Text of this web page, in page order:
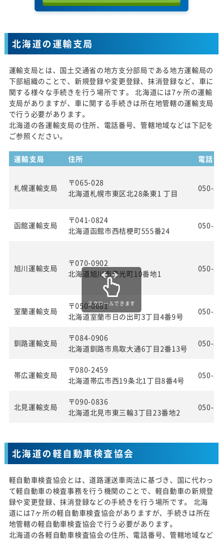
北海道の運輸支局
運輸支局とは、国土交通省の地方支分部局である地方運輸局の
下部組織のことで、新規登録や変更登録、抹消登録など、車に
関する様々な手続きを行う場所です。 北海道には7ヶ所の運輸
支局がありますが、車に関する手続きは所在地管轄の運輸支局
で行う必要があります。
北海道の各運輸支局の住所、電話番号、管轄地域などは下記を
ご参照ください。
運輸支局 住所 電話
札幌運輸支局
〒065-028
北海道札幌市東区北28条東1 丁目
050-
函館運輸支局
〒041-0824
北海道函館市西桔梗町555番24
050-
旭川運輸支局
〒070-0902
北海道旭川市春光町10番地1
050-
室蘭運輸支局
〒050-0081
北海道室蘭市日の出町3丁目4番9号
050-
釧路運輸支局
〒084-0906
北海道釧路市鳥取大通6丁目2番13号
050-
帯広運輸支局
〒080-2459
北海道帯広市西19条北1丁目8番4号
050-
北見運輸支局
〒090-0836
北海道北見市東三輪3丁目23番地2
050-
スクロールできます
北海道の軽自動車検査協会
軽自動車検査協会とは、道路運送車両法に基づき、国に代わっ
て軽自動車の検査事務を行う機関のことで、軽自動車の新規登
録や変更登録、抹消登録などの手続きを行う場所です。 北海
道には7ヶ所の軽自動車検査協会がありますが、手続きは所在
地管轄の軽自動車検査協会で行う必要があります。
北海道の各軽自動車検査協会の住所、電話番号、管轄地域など